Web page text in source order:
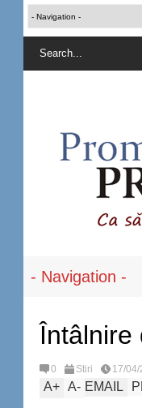
Întâlnire
0 Stiri 17/04/
A+ A- EMAIL